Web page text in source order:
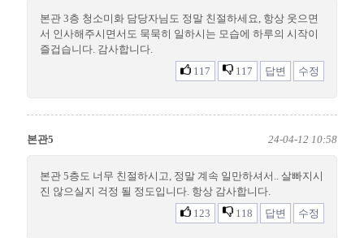
본관 3층 청소미화 담당자님도 정말 친절하세요, 항상 웃으면
서 인사해주시면서도 묵묵히 일하시는 모습에 하루의 시작이
즐겁습니다. 감사합니다.
117
117 답변 수정
본관5 24-04-12 10:58
본관 5층도 너무 친절하시고, 정말 계속 일만하셔서.. 살빠지시
진 않으실지 걱정 될 정도입니다. 항상 감사합니다.
123
118 답변 수정